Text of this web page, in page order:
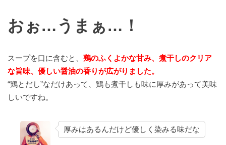
おぉ…うまぁ…！
スープを口に含むと、 鶏のふくよかな甘み、煮干しのクリア
な旨味、優しい醤油の香りが広がりました。
“鶏とだし”なだけあって、鶏も煮干しも味に厚みがあって美味
しいですね。
厚みはあるんだけど優しく染みる味だな